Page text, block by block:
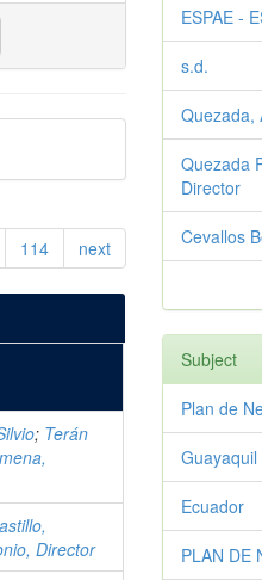
114 next
; Terán
Director
ESPAE -
s.d.
Quezada,
Quezada
Director
Cevallos
Subject
Plan de
Guayaquil
Ecuador
PLAN DE